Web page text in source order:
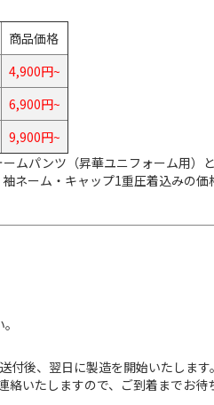
商品価格
4,900円~
6,900円~
9,900円~
ムパンツ（昇華ユニフォーム用）と
ネーム・キャップ1重圧着込みの
後、翌日に製造を開始いたしま
いたしますので、ご到着までお待